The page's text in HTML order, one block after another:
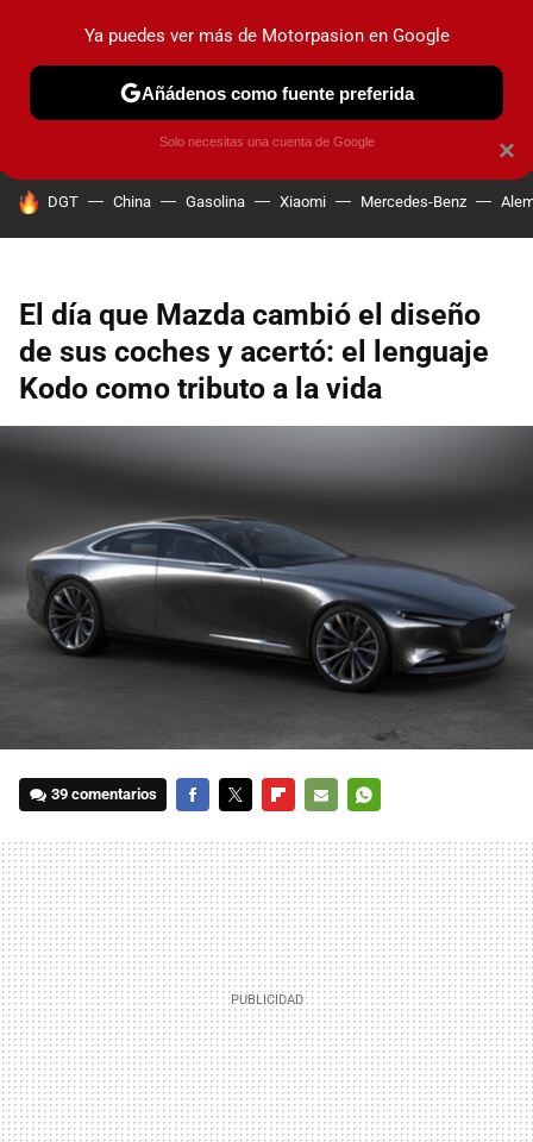
PRUEBAS COCHES ELÉCTRICOS OBSERVATORIO
HOY SE HABLA DE
DGT China Gasolina Xiaomi Mercedes-Benz
El día que Mazda cambió el diseño
de sus coches y acertó: el lenguaje
Kodo como tributo a la vida
39 comentarios
MAIL
×
Ya puedes ver más de Motorpasion en Google
Añádenos como fuente preferida
Solo necesitas una cuenta de Google